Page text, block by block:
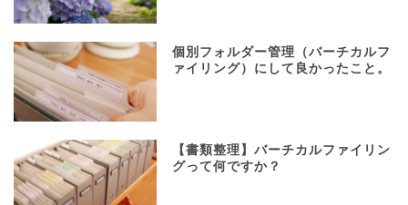
個別フォルダー管理（バーチカルフ
ァイリング）にして良かったこと。
【書類整理】バーチカルファイリン
グって何ですか？